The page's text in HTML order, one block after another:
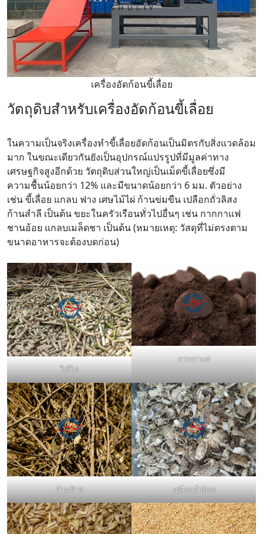
เครื่องอัดก้อนขี้เลื่อย
วัตถุดิบสำหรับเครื่องอัดก้อนขี้เลื่อย
ในความเป็นจริงเครื่องทำขี้เลื่อยอัดก้อนเป็นมิตรกับสิ่งแวดล้อม
มาก ในขณะเดียวกันยังเป็นอุปกรณ์แปรรูปที่มีมูลค่าทาง
เศรษฐกิจสูงอีกด้วย วัตถุดิบส่วนใหญ่เป็นเม็ดขี้เลื่อยซึ่งมี
ความชื้นน้อยกว่า 12% และมีขนาดน้อยกว่า 6 มม. ตัวอย่าง
เช่น ขี้เลื่อย แกลบ ฟาง เศษไม้ไผ่ ก้านข่มขืน เปลือกถั่วลิสง
ก้านสำลี เป็นต้น ขยะในครัวเรือนทั่วไปอื่นๆ เช่น กากกาแฟ
ชานอ้อย แกลบเมล็ดชา เป็นต้น (หมายเหตุ: วัสดุที่ไม่ตรงตาม
ขนาดอาหารจะต้องบดก่อน)
ไม้ไผ่
กากกาแฟ
ก้านฝ้าย เปลือกถั่วลิสง